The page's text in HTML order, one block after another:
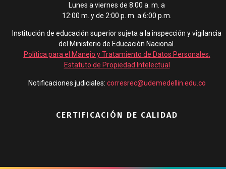
Lunes a viernes de 8:00 a. m. a
12:00 m. y de 2:00 p. m. a 6:00 p.m.
Institución de educación superior sujeta a la inspección y vigilancia
del Ministerio de Educación Nacional.
Política para el Manejo y Tratamiento de Datos Personales
Estatuto de Propiedad Intelectual
Notificaciones judiciales: corresrec@udemedellin.edu.co
CERTIFICACIÓN DE CALIDAD